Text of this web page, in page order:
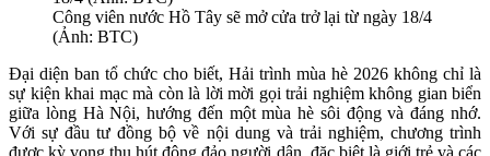
Công viên nước Hồ Tây sẽ mở cửa trở lại từ ngày 18/4
(Ảnh: BTC)
Đại diện ban tổ chức cho biết, Hải trình mùa hè 2026 không chỉ là
sự kiện khai mạc mà còn là lời mời gọi trải nghiệm không gian biển
giữa lòng Hà Nội, hướng đến một mùa hè sôi động và đáng nhớ.
Với sự đầu tư đồng bộ về nội dung và trải nghiệm, chương trình
được kỳ vọng thu hút đông đảo người dân, đặc biệt là giới trẻ và các